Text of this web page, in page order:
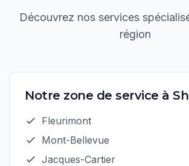
Découvrez nos services
région
Notre zone de service à
Fleurimont
Mont-Bellevue
Jacques-Cartier